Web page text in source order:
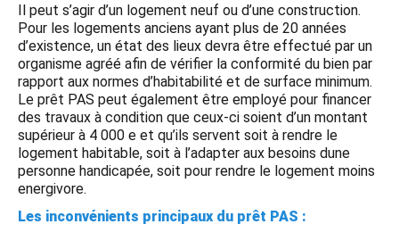
Il peut s’agir d’un logement neuf ou d’une construction.
Pour les logements anciens ayant plus de 20 années
d’existence, un état des lieux devra être effectué par un
organisme agréé afin de vérifier la conformité du bien par
rapport aux normes d’habitabilité et de surface minimum.
Le prêt PAS peut également être employé pour financer
des travaux à condition que ceux-ci soient d’un montant
supérieur à 4 000 e et qu’ils servent soit à rendre le
logement habitable, soit à l’adapter aux besoins dune
personne handicapée, soit pour rendre le logement moins
energivore.
Les inconvénients principaux du prêt PAS :